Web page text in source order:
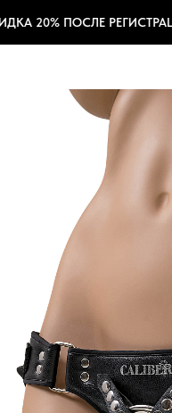
20% ПОСЛЕ